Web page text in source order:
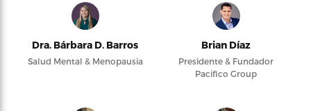
Dra. Bárbara D. Barros
Salud Mental & Menopausia
Brian Díaz
Presidente & Fundador
Pacifico Group